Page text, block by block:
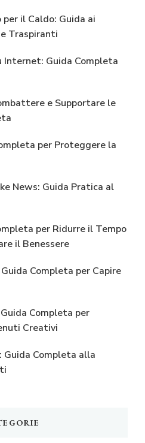
il Caldo: Guida ai
Traspiranti
Internet: Guida Completa
e Supportare le
per Proteggere la
News: Guida Pratica al
per Ridurre il Tempo
il Benessere
Completa per Capire
Completa per
Creativi
Guida Completa alla